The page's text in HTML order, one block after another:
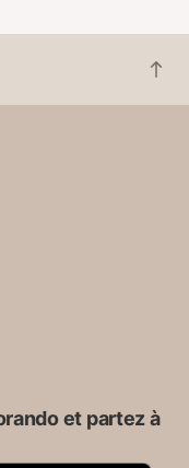
R
e
et partez à